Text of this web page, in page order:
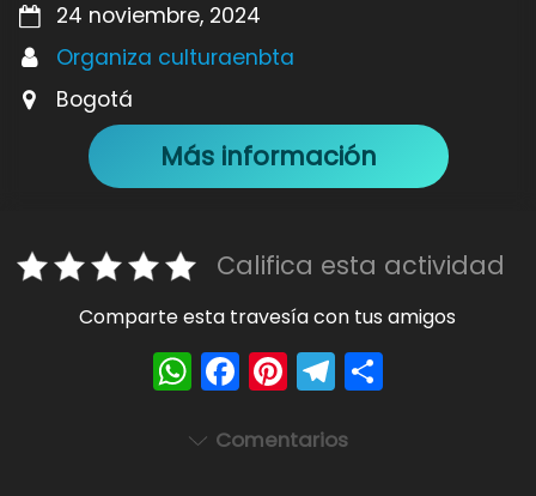
24 noviembre, 2024
Organiza culturaenbta
Bogotá
Más información
Califica esta actividad
Comparte esta travesía con tus amigos
W
h
a
F
a
c
Pi
nt
er
T
el
e
Comentarios